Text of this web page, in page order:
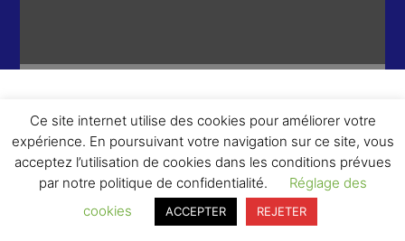
© 2026- Une collaboration 2 ème Round et Yellowpoly. Tous droits
réservés.
Ce site internet utilise des cookies pour améliorer votre
expérience. En poursuivant votre navigation sur ce site, vous
acceptez l’utilisation de cookies dans les conditions prévues
par notre politique de confidentialité.
Réglage des
cookies
ACCEPTER REJETER